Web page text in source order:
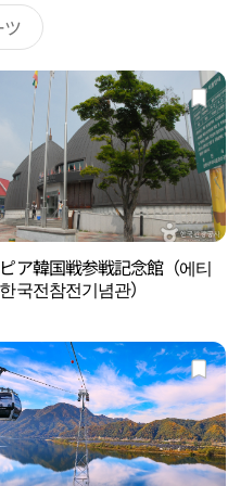
ツ
ア韓国戦参戦記念館（에티
국전참전기념관）